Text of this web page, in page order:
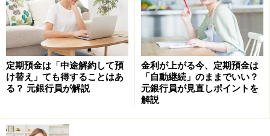
オンラインでのやり取りは便利ですし、ビジネスでもプ
ライベートでも大いに使えるツールがたくさんありま
す。ただ、同じ内容であっても、雰囲気までは伝わりに
くいため、余計な誤解を与えてしまいますし、誤解をし
てしまうこともあります。
メッセージを送るときには、直接会って話すときよりも
少しだけ丁寧に接することを心がけてみてください。注
定期預金は「中途解約して預
け替え」ても得することはあ
る？ 元銀行員が解説
金利が上がる今、定期預金は
「自動継続」のままでいい？
元銀行員が見直しポイントを
解説